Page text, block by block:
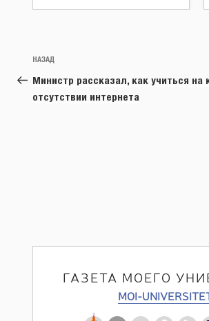
Навигация
по
записям
Предыдущая
запись:
НАЗАД
Министр рассказал, как учиться на
отсутствии интернета
ГАЗЕТА МОЕГО
MOI-